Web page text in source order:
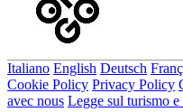
Italiano English Deutsch
Cookie Policy Privacy Policy
avec nous Legge sul turismo e